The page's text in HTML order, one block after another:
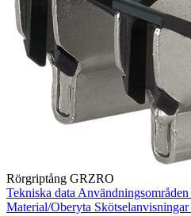
Rörgriptång GRZRO
Tekniska data Användningsområden
Material/Oberyta Skötselanvisningar